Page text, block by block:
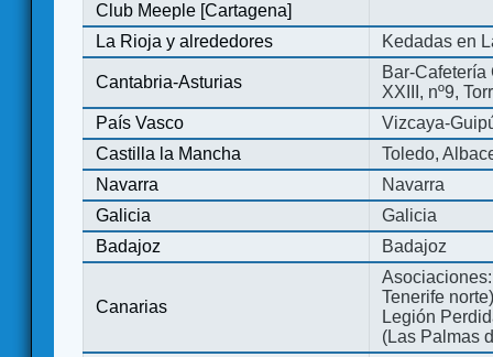
Club Meeple [Cartagena]
La Rioja y alrededores
Kedadas en
Cantabria-Asturias
Bar-
XXIII, nº9,
País Vasco
Vizcaya-
Castilla la Mancha
Toledo,
Navarra
Navarra
Galicia
Galicia
Badajoz
Badajoz
Canarias
Tenerife
Legión
(Las Palmas